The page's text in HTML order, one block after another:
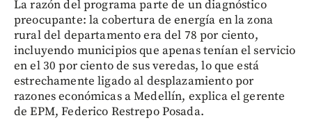
La razón del programa parte de un diagnóstico
preocupante: la cobertura de energía en la zona
rural del departamento era del 78 por ciento,
incluyendo municipios que apenas tenían el servicio
en el 30 por ciento de sus veredas, lo que está
estrechamente ligado al desplazamiento por
razones económicas a Medellín, explica el gerente
de EPM, Federico Restrepo Posada.